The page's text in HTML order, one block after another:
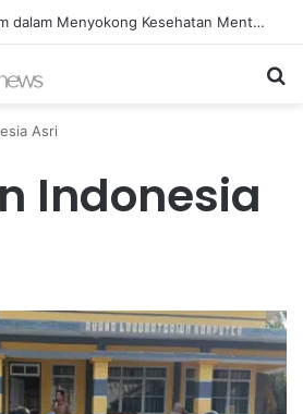
Pola Gerak Sederhana untuk Meningkatkan Postur Tubuh yang Tegap dan Stabil Alami
Asri
Indonesia